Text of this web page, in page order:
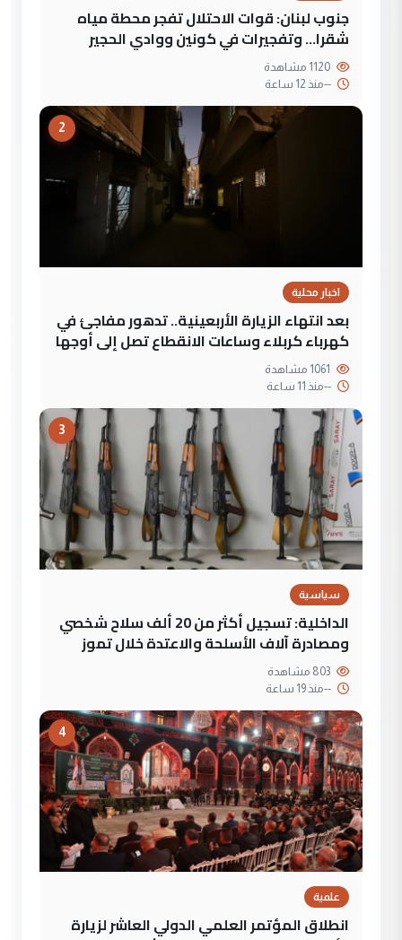
جنوب لبنان: قوات الاحتلال تفجر محطة مياه
شقرا… وتفجيرات في كونين ووادي الحجير
--منذ 12 ساعة
2
اخبار محلية
بعد انتهاء الزيارة الأربعينية.. تدهور مفاجئ في
كهرباء كربلاء وساعات الانقطاع تصل إلى أوجها
--منذ 11 ساعة
3
سياسية
الداخلية: تسجيل أكثر من 20 ألف سلاح شخصي
ومصادرة آلاف الأسلحة والاعتدة خلال تموز
--منذ 19 ساعة
4
علمية
انطلاق المؤتمر العلمي الدولي العاشر لزيارة